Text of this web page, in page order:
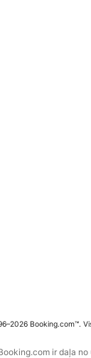
Booking.com™.
ir daļa